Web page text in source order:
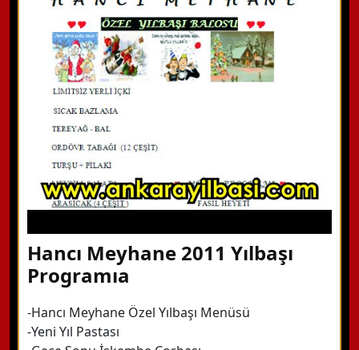
Hemen Arayın
Detaylı Bilgi Alın
Hancı Meyhane 2011 Yılbaşı
Programıa
-Hancı Meyhane Özel Yılbaşı Menüsü
-Yeni Yıl Pastası